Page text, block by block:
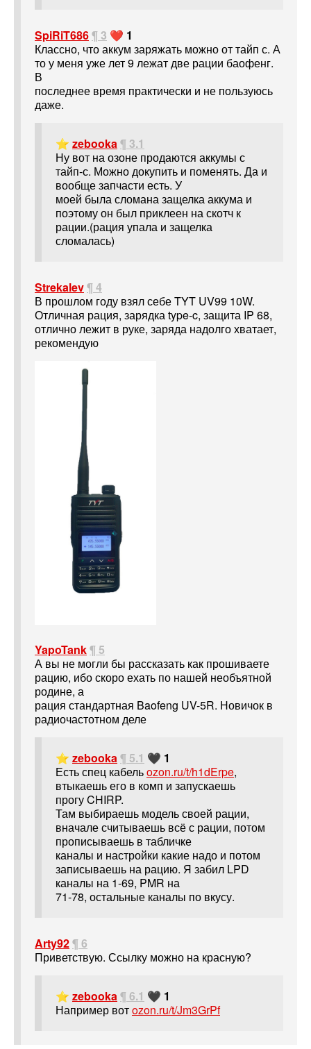
SpiRiT686¶ 3 ❤️ 1
Классно, что аккум заряжать можно от тайп с. А
то у меня уже лет 9 лежат две рации баофенг.
В
последнее время практически и не пользуюсь
даже.
⭐ zebooka¶ 3.1
Ну вот на озоне продаются аккумы с
тайп-с. Можно докупить и поменять. Да и
вообще запчасти есть. У
моей была сломана защелка аккума и
поэтому он был приклеен на скотч к
рации.(рация упала и защелка
сломалась)
Strekalev¶ 4
В прошлом году взял себе TYT UV99 10W.
Отличная рация, зарядка type-c, защита IP 68,
отлично лежит в руке, заряда надолго хватает,
рекомендую
YapoTank¶ 5
А вы не могли бы рассказать как прошиваете
рацию, ибо скоро ехать по нашей необъятной
родине, а
рация стандартная Baofeng UV-5R. Новичок в
радиочастотном деле
⭐ zebooka¶ 5.1 🖤 1
Есть спец кабельozon.ru/t/h1dErpe,
втыкаешь его в комп и запускаешь
прогу CHIRP.
Там выбираешь модель своей рации,
вначале считываешь всё с рации, потом
прописываешь в табличке
каналы и настройки какие надо и потом
записываешь на рацию. Я забил LPD
каналы на 1-69, PMR на
71-78, остальные каналы по вкусу.
Arty92¶ 6
Приветствую. Ссылку можно на красную?
⭐ zebooka¶ 6.1 🖤 1
Например вотozon.ru/t/Jm3GrPf